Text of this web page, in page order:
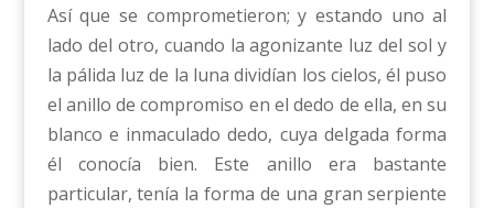
Así que se comprometieron; y estando uno al
lado del otro, cuando la agonizante luz del sol y
la pálida luz de la luna dividían los cielos, él puso
el anillo de compromiso en el dedo de ella, en su
blanco e inmaculado dedo, cuya delgada forma
él conocía bien. Este anillo era bastante
particular, tenía la forma de una gran serpiente